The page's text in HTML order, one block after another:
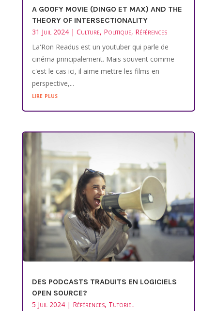
A GOOFY MOVIE (DINGO ET MAX) AND THE
THEORY OF INTERSECTIONALITY
31 Juil 2024| Culture, Politique, Références
La'Ron Readus est un youtuber qui parle de
cinéma principalement. Mais souvent comme
c'est le cas ici, il aime mettre les films en
perspective,...
lire plus
DES PODCASTS TRADUITS EN LOGICIELS
OPEN SOURCE?
5 Juil 2024| Références, Tutoriel